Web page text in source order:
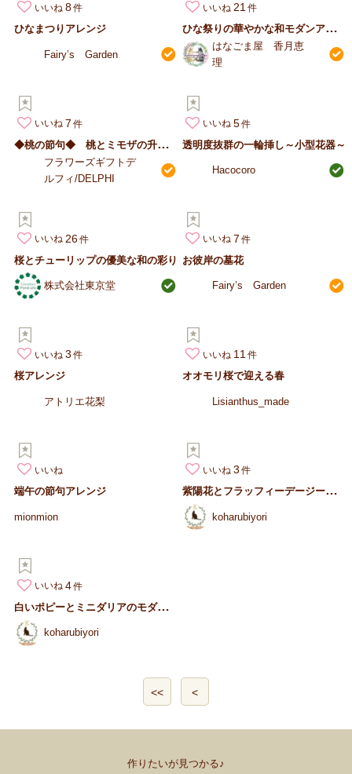
いいね 8
ひなまつりアレンジ
Fairy’s Garden
いいね 21
ひ
な祭りの華やかな和モダンアレンジ 桃の節句
はなごま屋 香月恵
理
いいね 7
◆
桃の節句◆ 桃とミモザの升アレンジメント
フラワーズギフトデ
ルフィ/DELPHI
いいね 5
透明度抜群の一輪挿し～小型花器～
Hacocoro
いいね 26
桜とチューリップの優美な和の彩り
株式会社東京堂
いいね 7
お彼岸の墓花
Fairy’s Garden
いいね 3
桜アレンジ
アトリエ花梨
いいね 11
オオモリ桜で迎える春
Lisianthus_made
いいね
端午の節句アレンジ
mionmion
いいね 3
紫
陽花とフラッフィーデージーのモダン仏花｜白花と藤色のお供えアレ…
koharubiyori
いいね 4
白
いポピーとミニダリアのモダン仏花｜清らかな供花アレンジ｜枯れな…
koharubiyori
<< <
作りたいが見つかる♪